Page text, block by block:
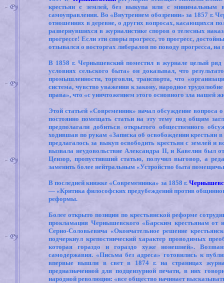
крестьян с землей, без выкупа или с минимальным
самоуправления. Во «Внутреннем обозрении» за 1857 г.
отношениях в деревне, о других вопросах, касающихся
развернувшихся в журналистике споров о телесных
прогрессе! Если эти споры прогресс, то прогресс,
отзывался о восторгах либералов по поводу прогресса,
В 1858 г. Чернышевский поместил в журнале целый ряд
условиях сельского быта» он доказывал, что
промышленности, торговли, транспорта, что
система, чувство уважения к закону, народное
права», что «с уничтожением этого основного зла нашей
Этой статьей «Современник» начал обсуждение вопроса
постоянно помещать статьи на эту тему под общим
предполагали добиться открытого общественного
ходившая по рукам «Записка об освобождении крестьян
предлагалось за выкуп освободить крестьян с землей
вызвала неудовольствие Александра II, и Кавелин был
Цензор, пропустивший статью, получил выговор, а
заменить более нейтральным «Устройство быта
В последней книжке «Современника» за 1858 г.
— «Критика философских предубеждений против
реформы.
Более открыто позиции по крестьянской реформе
прокламация Чернышевского «Барским крестьянам от
Серно-Соловьевича «Окончательное решение
подчеркнул крепостнический характер проводимых
которая гораздо и гораздо хуже нонешней».
самодержавия. «Письма без адреса» готовились к
впервые вышли в свет в 1874 г. на страницах
предназначенной для подцензурной печати, в них
народной революции: «все общество начинает